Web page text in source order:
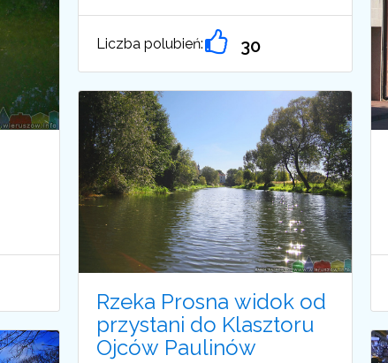
Liczba polubień: 30
Rzeka Prosna widok od
przystani do Klasztoru
Ojców Paulinów